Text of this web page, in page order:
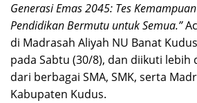
Generasi Emas 2045: Tes
Pendidikan Bermutu untuk Semua.”
di Madrasah Aliyah NU Banat
pada Sabtu (30/8), dan diikuti lebih
dari berbagai SMA, SMK, serta
Kabupaten Kudus.